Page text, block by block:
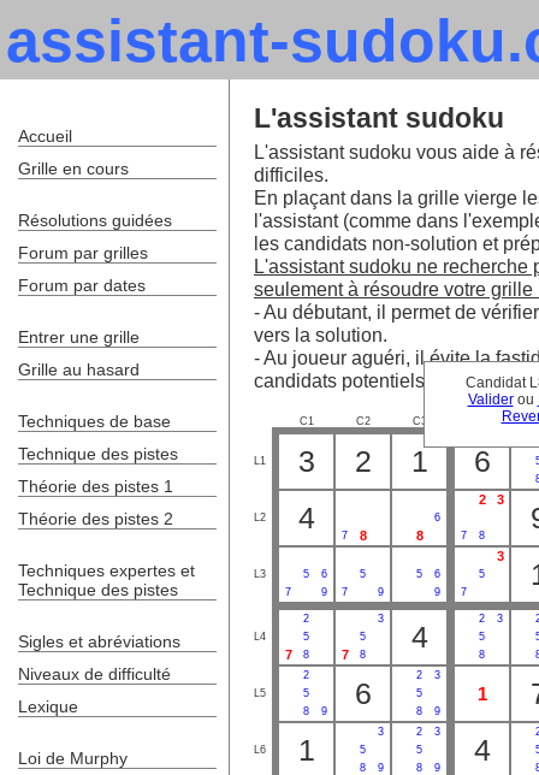
assistant-
Candidat
Validerou
L'assistant sudoku
L'assistant sudoku vous aide à
difficiles.
En plaçant dans la grille vierge
l'assistant (comme dans
les candidats non-solution et
L'assistant sudoku ne
seulement à résoudre votre grille
- Au débutant, il permet de
vers la solution.
- Au joueur aguéri, il évite la
candidats potentiels.
C1 C2 C3
L1 3 2 1 6
L2 4
7 8
6
8
2 3
7 8
L3 5
6
7
9
5
7
9
5
6
9
3
5
7
L4
2
5
7 8
3
5
7 8
4
2
3
5
8
L5
2
5
8
9
6
2
3
5
8
9
1
L6 1
3
5
8
9
2
3
5
8
9
4
Accueil
Grille en cours
Résolutions guidées
Forum par grilles
Forum par dates
Entrer une grille
Grille au hasard
Techniques de base
Technique des pistes
Théorie des pistes 1
Théorie des pistes 2
Techniques expertes et
Technique des pistes
Sigles et abréviations
Niveaux de difficulté
Lexique
Loi de Murphy